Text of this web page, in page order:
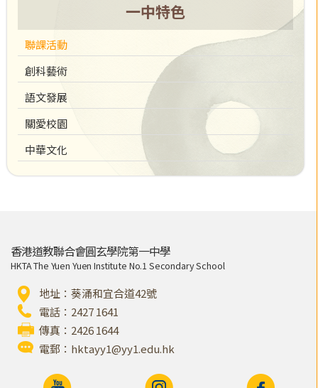
一中特色
聯課活動
創科藝術
語文發展
關愛校園
中華文化
香港道教聯合會圓玄學院第一中學
HKTA The Yuen Yuen Institute No.1 Secondary School
地址：葵涌和宜合道42號
電話：2427 1641
傳真：2426 1644
電郵： hktayy1@yy1.edu.hk